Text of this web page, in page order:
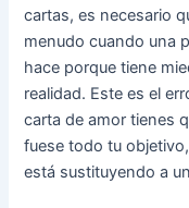
cartas, es necesario
menudo cuando una
hace porque tiene
realidad. Este es el
carta de amor tienes
fuese todo tu
está sustituyendo a